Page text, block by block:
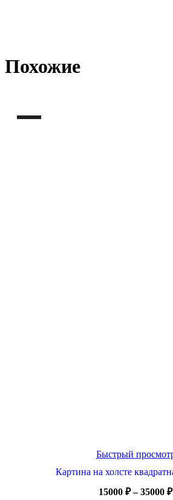
Похожие
Быстрый
Картина на холсте
15000 ₽ – 35000 ₽